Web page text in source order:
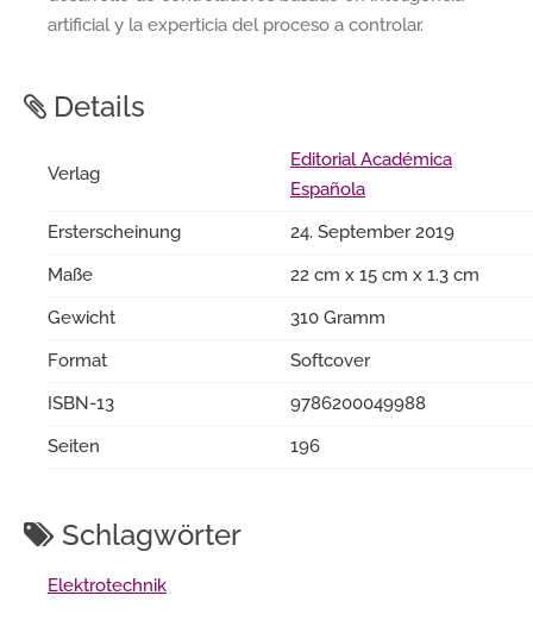
artificial y la experticia del proceso a controlar.
Details
Verlag
Editorial Académica
Española
Ersterscheinung
24. September 2019
Maße
22 cm x 15 cm x 1.3 cm
Gewicht
310 Gramm
Format
Softcover
ISBN-13
9786200049988
Seiten
196
Schlagwörter
Elektrotechnik